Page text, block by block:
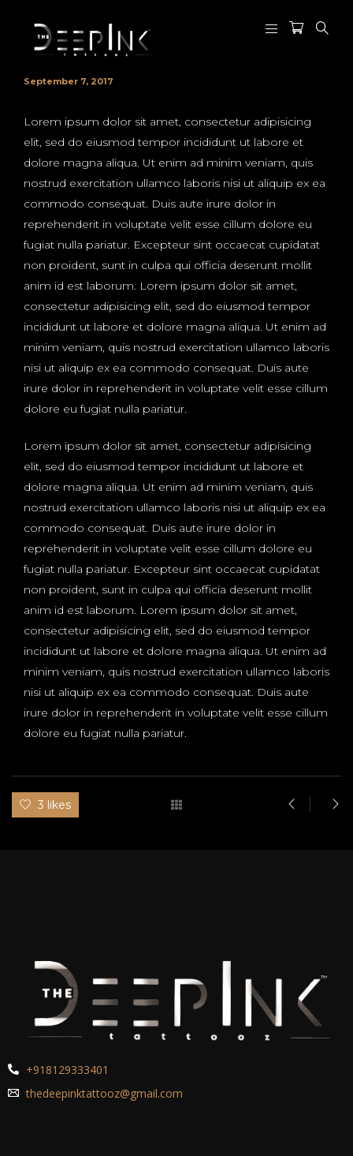
September 7, 2017
Lorem ipsum dolor sit amet, consectetur adipisicing
elit, sed do eiusmod tempor incididunt ut labore et
dolore magna aliqua. Ut enim ad minim veniam, quis
nostrud exercitation ullamco laboris nisi ut aliquip ex ea
commodo consequat. Duis aute irure dolor in
reprehenderit in voluptate velit esse cillum dolore eu
fugiat nulla pariatur. Excepteur sint occaecat cupidatat
non proident, sunt in culpa qui officia deserunt mollit
anim id est laborum. Lorem ipsum dolor sit amet,
consectetur adipisicing elit, sed do eiusmod tempor
incididunt ut labore et dolore magna aliqua. Ut enim ad
minim veniam, quis nostrud exercitation ullamco laboris
nisi ut aliquip ex ea commodo consequat. Duis aute
irure dolor in reprehenderit in voluptate velit esse cillum
dolore eu fugiat nulla pariatur.
Lorem ipsum dolor sit amet, consectetur adipisicing
elit, sed do eiusmod tempor incididunt ut labore et
dolore magna aliqua. Ut enim ad minim veniam, quis
nostrud exercitation ullamco laboris nisi ut aliquip ex ea
commodo consequat. Duis aute irure dolor in
reprehenderit in voluptate velit esse cillum dolore eu
fugiat nulla pariatur. Excepteur sint occaecat cupidatat
non proident, sunt in culpa qui officia deserunt mollit
anim id est laborum. Lorem ipsum dolor sit amet,
consectetur adipisicing elit, sed do eiusmod tempor
incididunt ut labore et dolore magna aliqua. Ut enim ad
minim veniam, quis nostrud exercitation ullamco laboris
nisi ut aliquip ex ea commodo consequat. Duis aute
irure dolor in reprehenderit in voluptate velit esse cillum
dolore eu fugiat nulla pariatur.
3 likes
+918129333401
thedeepinktattooz@gmail.com